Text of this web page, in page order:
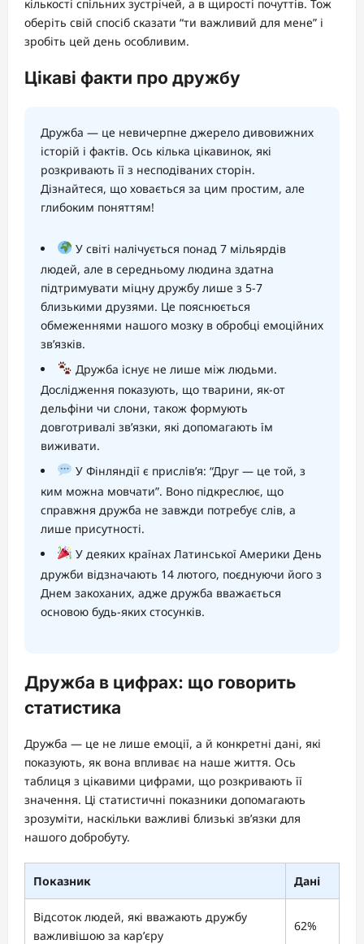
кількості спільних зустрічей, а в щирості почуттів. Тож
оберіть свій спосіб сказати “ти важливий для мене” і
зробіть цей день особливим.
Цікаві факти про дружбу
Дружба — це невичерпне джерело дивовижних
історій і фактів. Ось кілька цікавинок, які
розкривають її з несподіваних сторін.
Дізнайтеся, що ховається за цим простим, але
глибоким поняттям!
У світі налічується понад 7 мільярдів
людей, але в середньому людина здатна
підтримувати міцну дружбу лише з 5-7
близькими друзями. Це пояснюється
обмеженнями нашого мозку в обробці емоційних
зв’язків.
Дружба існує не лише між людьми.
Дослідження показують, що тварини, як-от
дельфіни чи слони, також формують
довготривалі зв’язки, які допомагають їм
виживати.
У Фінляндії є прислів’я: “Друг — це той, з
ким можна мовчати”. Воно підкреслює, що
справжня дружба не завжди потребує слів, а
лише присутності.
У деяких країнах Латинської Америки День
дружби відзначають 14 лютого, поєднуючи його з
Днем закоханих, адже дружба вважається
основою будь-яких стосунків.
Дружба в цифрах: що говорить
статистика
Дружба — це не лише емоції, а й конкретні дані, які
показують, як вона впливає на наше життя. Ось
таблиця з цікавими цифрами, що розкривають її
значення. Ці статистичні показники допомагають
зрозуміти, наскільки важливі близькі зв’язки для
нашого добробуту.
Показник Дані
Відсоток людей, які вважають дружбу
важливішою за кар’єру
62%